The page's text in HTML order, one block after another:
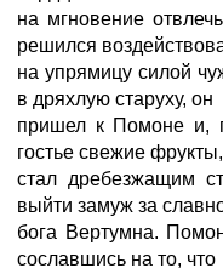
на мгновение
решился
на упрямицу силой
в дряхлую старуху, он
пришел к Помоне и,
гостье свежие фрукты,
стал дребезжащим
выйти замуж за
бога Вертумна.
сославшись на то, что